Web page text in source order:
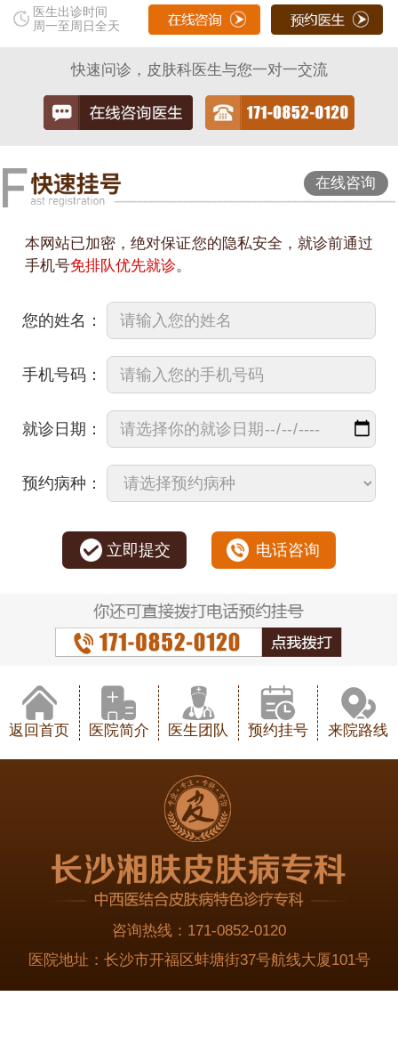
医生出诊时间
周一至周日全天
快速问诊，皮肤科医生与您一对一交流
在线咨询
本网站已加密，绝对保证您的隐私安全，就诊前通过
手机号免排队优先就诊。
您的姓名：
手机号码：
就诊日期：
预约病种：
立即提交 电话咨询
返回首页 医院简介 医生团队 预约挂号 来院路线
咨询热线： 171-0852-0120
医院地址： 长沙市开福区蚌塘街37号航线大厦101号